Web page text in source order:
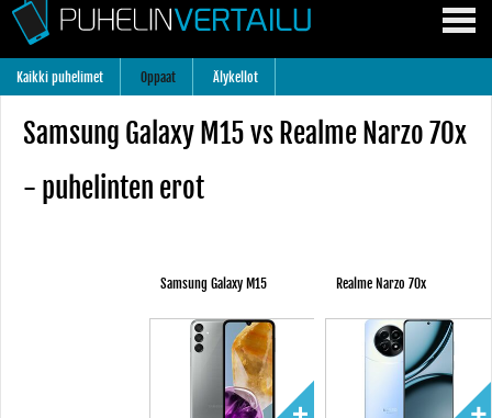
Kaikki puhelimet Oppaat Älykellot
Samsung Galaxy M15 vs Realme Narzo 70x
- puhelinten erot
Samsung Galaxy M15 Realme Narzo 70x